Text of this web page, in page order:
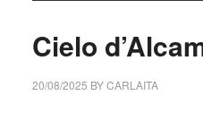
Cielo
20/08/2025 BYCARLAITA